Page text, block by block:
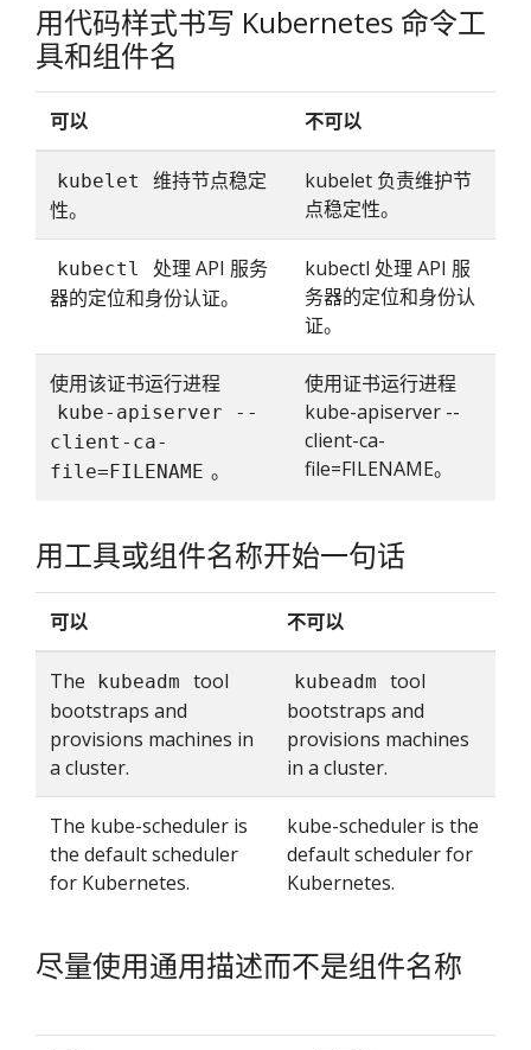
用代码样式书写 Kubernetes 命令工
具和组件名
可以 不可以
kubelet
维持节点稳定
性。
kubelet 负责维护节
点稳定性。
kubectl
处理 API 服务
器的定位和身份认证。
kubectl 处理 API 服
务器的定位和身份认
证。
使用该证书运行进程
kube-apiserver --
client-ca-
file=FILENAME 。
使用证书运行进程
kube-apiserver --
client-ca-
file=FILENAME。
用工具或组件名称开始一句话
可以 不可以
The kubeadm
tool
bootstraps and
provisions machines in
a cluster.
kubeadm
tool
bootstraps and
provisions machines
in a cluster.
The kube-scheduler is
the default scheduler
for Kubernetes.
kube-scheduler is the
default scheduler for
Kubernetes.
尽量使用通用描述而不是组件名称